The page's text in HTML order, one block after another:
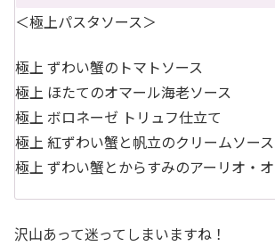
＜極上パスタソース＞
極上 ずわい蟹のトマトソース
極上 ほたてのオマール海老ソース
極上 ボロネーゼ トリュフ仕立て
極上 紅ずわい蟹と帆立のクリームソース
極上 ずわい蟹とからすみのアーリオ・
沢山あって迷ってしまいますね！